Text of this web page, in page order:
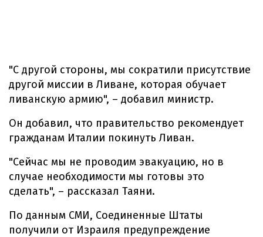
"С другой стороны, мы сократили присутствие
другой миссии в Ливане, которая обучает
ливанскую армию", – добавил министр.
Он добавил, что правительство рекомендует
гражданам Италии покинуть Ливан.
"Сейчас мы не проводим эвакуацию, но в
случае необходимости мы готовы это
сделать", – рассказал Таяни.
По данным СМИ, Соединенные Штаты
получили от Израиля предупреждение